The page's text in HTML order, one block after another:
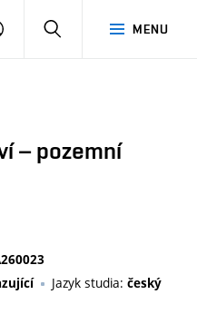
MENU
PŘIHLÁSIT
– pozemní
Jazyk studia: český